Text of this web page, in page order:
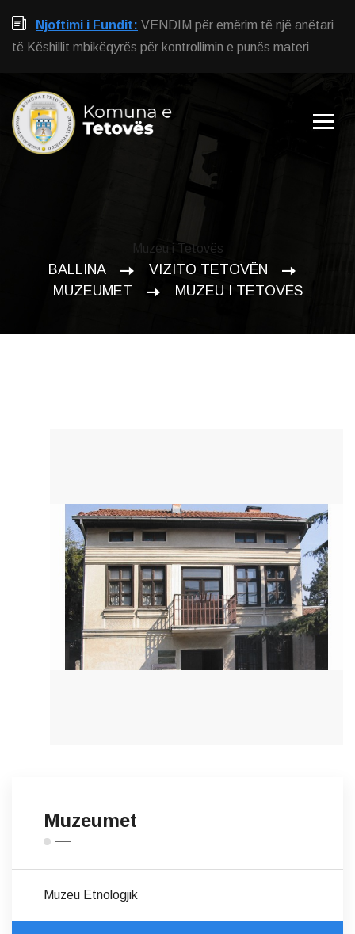
Njoftimi i Fundit: VENDIM për emërim të një anëtari
të Këshillit mbikëqyrës për kontrollimin e punës materi
Muzeu i Tetovës
BALLINA
VIZITO TETOVËN
MUZEUMET
MUZEU I TETOVËS
Muzeumet
Muzeu Etnologjik